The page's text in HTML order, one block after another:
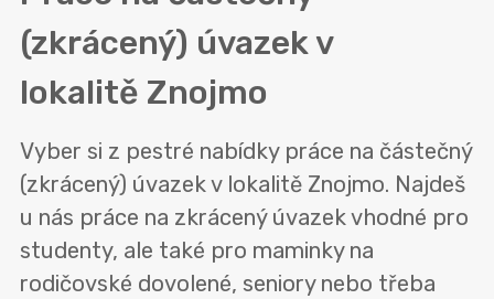
(zkrácený) úvazek v
lokalitě Znojmo
Vyber si z pestré nabídky práce na částečný
(zkrácený) úvazek v lokalitě Znojmo. Najdeš
u nás práce na zkrácený úvazek vhodné pro
studenty, ale také pro maminky na
rodičovské dovolené, seniory nebo třeba